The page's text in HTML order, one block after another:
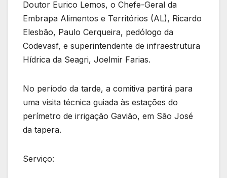
Doutor Eurico Lemos, o Chefe-Geral da
Embrapa Alimentos e Territórios (AL), Ricardo
Elesbão, Paulo Cerqueira, pedólogo da
Codevasf, e superintendente de infraestrutura
Hídrica da Seagri, Joelmir Farias.
No período da tarde, a comitiva partirá para
uma visita técnica guiada às estações do
perímetro de irrigação Gavião, em São José
da tapera.
Serviço: